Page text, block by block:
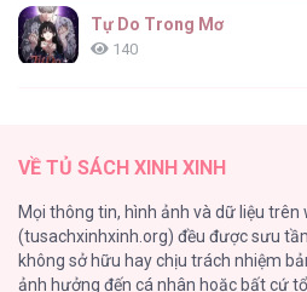
Tự Do Trong Mơ
140
102
Nguyện Ước Vô Vọng Của
VỀ TỦ SÁCH XINH XINH
Mọi thông tin, hình ảnh và dữ liệu
(tusachxinhxinh.org) đều được sưu
không sở hữu hay chịu trách nhiệm
ảnh hưởng đến cá nhân hoặc bất cứ